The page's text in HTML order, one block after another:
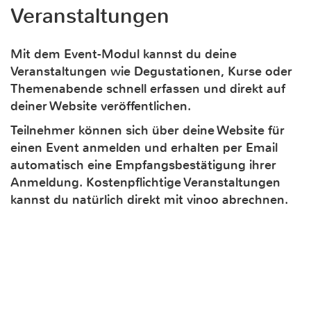
Veranstaltungen
Mit dem Event-Modul kannst du deine
Veranstaltungen wie Degustationen, Kurse oder
Themenabende schnell erfassen und direkt auf
deiner Website veröffentlichen.
Teilnehmer können sich über deine Website für
einen Event anmelden und erhalten per Email
automatisch eine Empfangsbestätigung ihrer
Anmeldung. Kostenpflichtige Veranstaltungen
kannst du natürlich direkt mit vinoo abrechnen.